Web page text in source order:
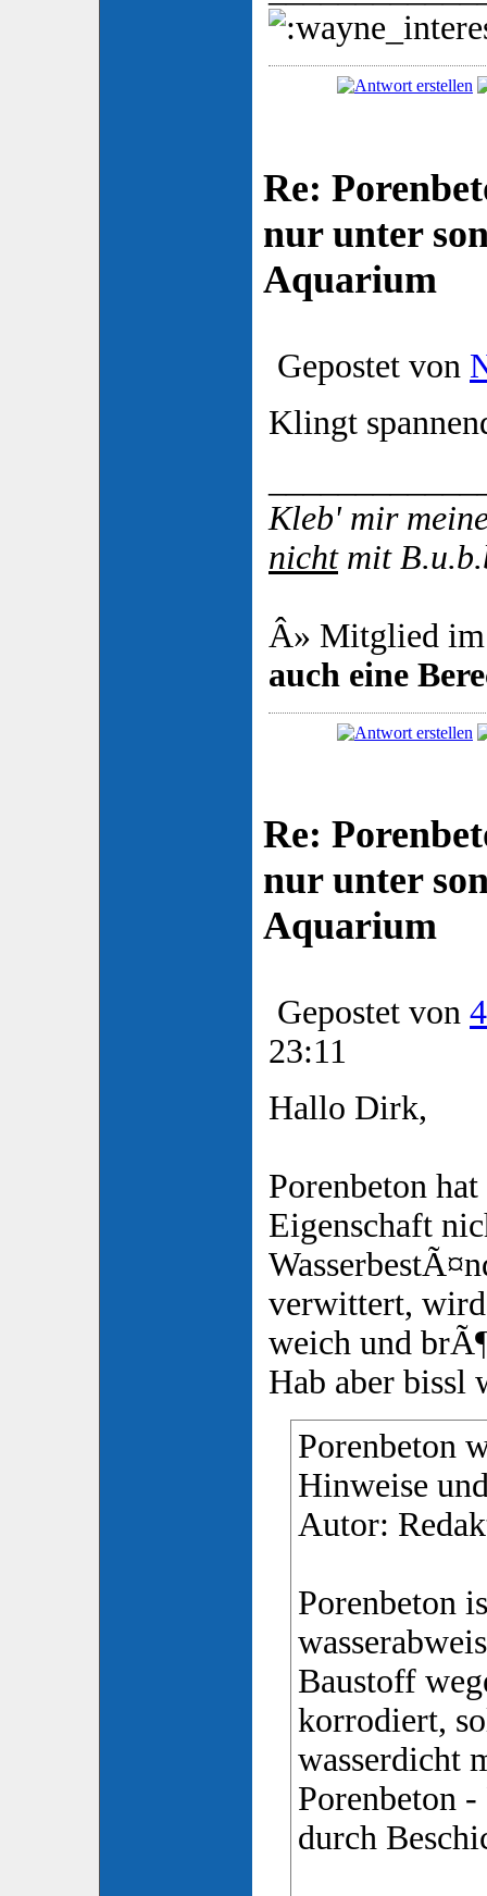
Re:
nur unter
Aquarium
Gepostet von
Klingt
Kleb' mir
nichtmit
Â» Mitglied
auch eine
Re:
nur unter
Aquarium
Gepostet von
23:11
Hallo Dirk,
Porenbeton
Eigenschaft
verwittert,
weich und
Hab aber bissl
Porenbeton
Hinweise
Autor:
Porenbeton
Baustoff
korrodiert,
wasserdicht
Porenbeton
durch